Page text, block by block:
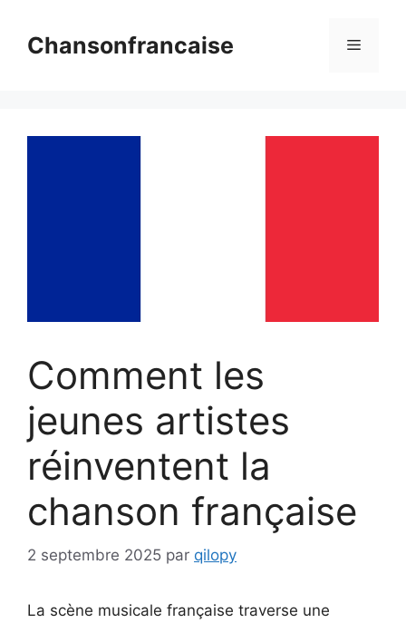
contenuChansonfrancaise Menu
Comment les
jeunes artistes
réinventent la
chanson française
2 septembre 2025 par qilopy
La scène musicale française traverse une